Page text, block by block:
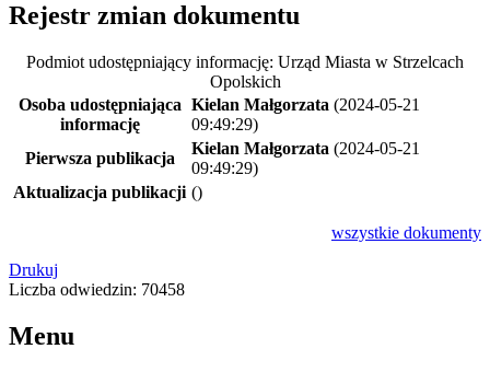
Rejestr zmian dokumentu
Podmiot udostępniający informację: Urząd Miasta w Strzelcach
Opolskich
Osoba udostępniająca
informację
Kielan Małgorzata (2024-05-21
09:49:29)
Pierwsza publikacja
Kielan Małgorzata (2024-05-21
09:49:29)
Aktualizacja publikacji ()
wszystkie dokumenty
Drukuj
Liczba odwiedzin: 70458
Menu